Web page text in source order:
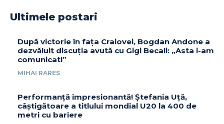
Ultimele postari
După victorie în fața Craiovei, Bogdan Andone a
dezvăluit discuția avută cu Gigi Becali: „Asta i-am
comunicat!”
MIHAI RARES
Performanță impresionantă! Ștefania Uță,
câștigătoare a titlului mondial U20 la 400 de
metri cu bariere